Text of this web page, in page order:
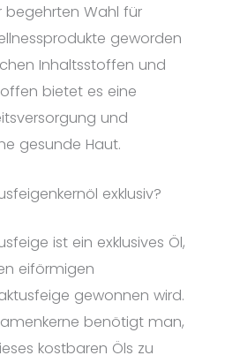
begehrten Wahl für
geworden
Inhaltsstoffen und
bietet es eine
und
gesunde Haut.
exklusiv?
ist ein exklusives Öl,
eiförmigen
gewonnen wird.
benötigt man,
kostbaren Öls zu